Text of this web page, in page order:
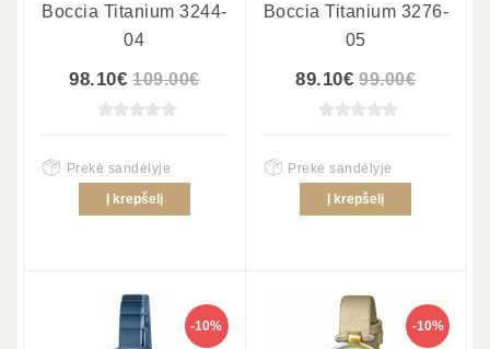
Boccia Titanium 3244-
04
98.10€ 109.00€
Prekė sandėlyje
Į krepšelį
Boccia Titanium 3276-
05
89.10€ 99.00€
Prekė sandėlyje
Į krepšelį
-10% -10%